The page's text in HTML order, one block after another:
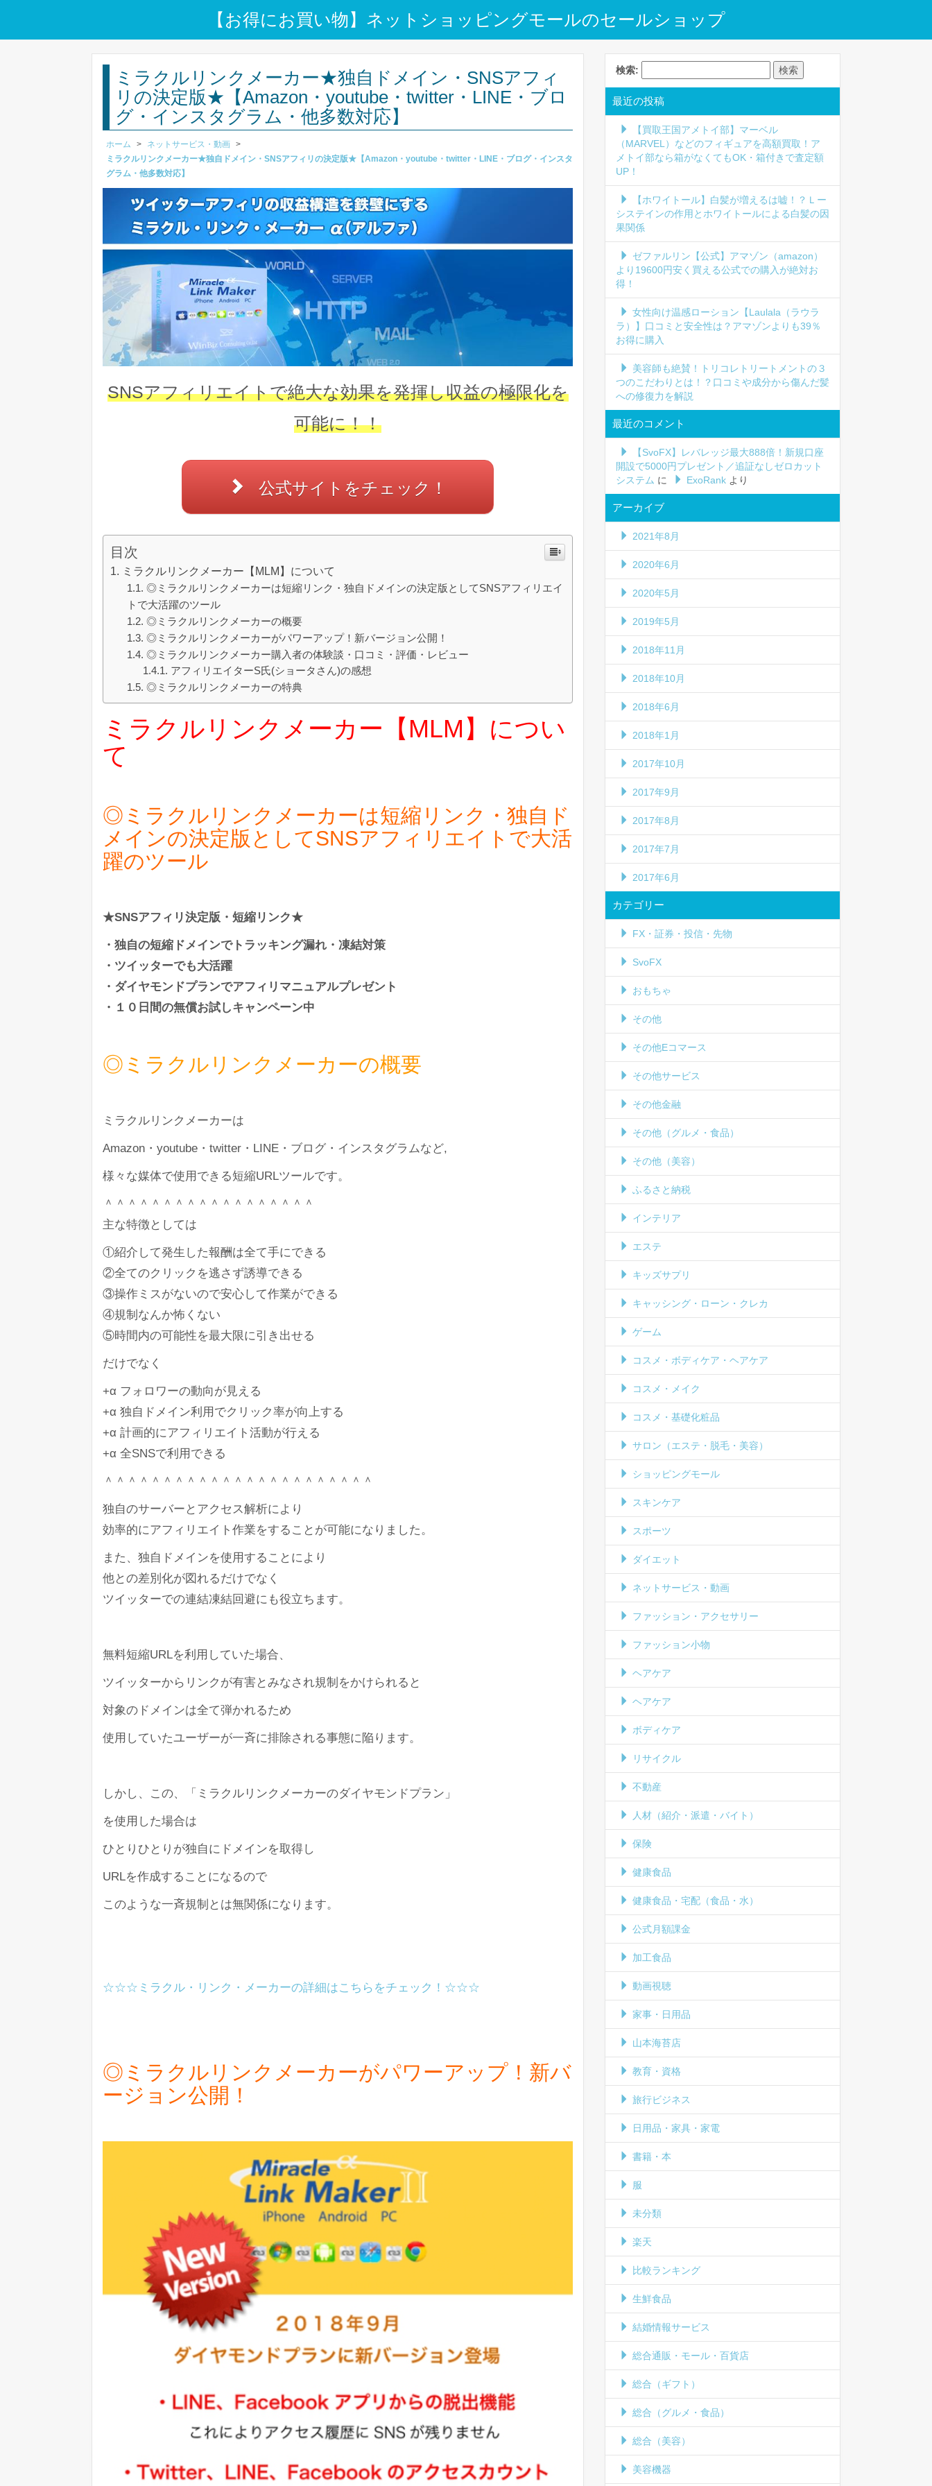
【お得にお買い物】ネットショッピングモールのセールショップ
ミラクルリンクメーカー★独自ドメイン・SNSアフィ
リの決定版★【Amazon・youtube・twitter・LINE・ブロ
グ・インスタグラム・他多数対応】
ホーム > ネットサービス・動画 >
ミラクルリンクメーカー★独自ドメイン・SNSアフィリの決定版★【Amazon・youtube・twitter・LINE・ブログ・インスタ
グラム・他多数対応】
SNSアフィリエイトで絶大な効果を発揮し収益の極限化を
可能に！！
公式サイトをチェック！
目次
ミラクルリンクメーカー【MLM】について
◎ミラクルリンクメーカーは短縮リンク・独自ドメインの決定版としてSNSアフィリエイ
トで大活躍のツール
◎ミラクルリンクメーカーの概要
◎ミラクルリンクメーカーがパワーアップ！新バージョン公開！
◎ミラクルリンクメーカー購入者の体験談・口コミ・評価・レビュー
アフィリエイターS氏(ショータさん)の感想
◎ミラクルリンクメーカーの特典
ミラクルリンクメーカー【MLM】につい
て
◎ミラクルリンクメーカーは短縮リンク・独自ド
メインの決定版としてSNSアフィリエイトで大活
躍のツール
★SNSアフィリ決定版・短縮リンク★
・独自の短縮ドメインでトラッキング漏れ・凍結対策
・ツイッターでも大活躍
・ダイヤモンドプランでアフィリマニュアルプレゼント
・１０日間の無償お試しキャンペーン中
◎ミラクルリンクメーカーの概要
ミラクルリンクメーカーは
Amazon・youtube・twitter・LINE・ブログ・インスタグラムなど,
様々な媒体で使用できる短縮URLツールです。
＾＾＾＾＾＾＾＾＾＾＾＾＾＾＾＾＾＾
主な特徴としては
①紹介して発生した報酬は全て手にできる
②全てのクリックを逃さず誘導できる
③操作ミスがないので安心して作業ができる
④規制なんか怖くない
⑤時間内の可能性を最大限に引き出せる
だけでなく
+α フォロワーの動向が見える
+α 独自ドメイン利用でクリック率が向上する
+α 計画的にアフィリエイト活動が行える
+α 全SNSで利用できる
＾＾＾＾＾＾＾＾＾＾＾＾＾＾＾＾＾＾＾＾＾＾＾
独自のサーバーとアクセス解析により
効率的にアフィリエイト作業をすることが可能になりました。
また、独自ドメインを使用することにより
他との差別化が図れるだけでなく
ツイッターでの連結凍結回避にも役立ちます。
無料短縮URLを利用していた場合、
ツイッターからリンクが有害とみなされ規制をかけられると
対象のドメインは全て弾かれるため
使用していたユーザーが一斉に排除される事態に陥ります。
しかし、この、「ミラクルリンクメーカーのダイヤモンドプラン」
を使用した場合は
ひとりひとりが独自にドメインを取得し
URLを作成することになるので
このような一斉規制とは無関係になります。
☆☆☆ミラクル・リンク・メーカーの詳細はこちらをチェック！☆☆☆
◎ミラクルリンクメーカーがパワーアップ！新バ
ージョン公開！
検索:
最近の投稿
【買取王国アメトイ部】マーベル
（MARVEL）などのフィギュアを高額買取！ア
メトイ部なら箱がなくてもOK・箱付きで査定額
UP！
【ホワイトール】白髪が増えるは嘘！？Ｌー
システインの作用とホワイトールによる白髪の因
果関係
ゼファルリン【公式】アマゾン（amazon）
より19600円安く買える公式での購入が絶対お
得！
女性向け温感ローション【Laulala（ラウラ
ラ）】口コミと安全性は？アマゾンよりも39％
お得に購入
美容師も絶賛！トリコレトリートメントの３
つのこだわりとは！？口コミや成分から傷んだ髪
への修復力を解説
最近のコメント
【SvoFX】レバレッジ最大888倍！新規口座
開設で5000円プレゼント／追証なしゼロカット
システム に ExoRank より
アーカイブ
2021年8月
2020年6月
2020年5月
2019年5月
2018年11月
2018年10月
2018年6月
2018年1月
2017年10月
2017年9月
2017年8月
2017年7月
2017年6月
カテゴリー
FX・証券・投信・先物
SvoFX
おもちゃ
その他
その他Eコマース
その他サービス
その他金融
その他（グルメ・食品）
その他（美容）
ふるさと納税
インテリア
エステ
キッズサプリ
キャッシング・ローン・クレカ
ゲーム
コスメ・ボディケア・ヘアケア
コスメ・メイク
コスメ・基礎化粧品
サロン（エステ・脱毛・美容）
ショッピングモール
スキンケア
スポーツ
ダイエット
ネットサービス・動画
ファッション・アクセサリー
ファッション小物
ヘアケア
ヘアケア
ボディケア
リサイクル
不動産
人材（紹介・派遣・バイト）
保険
健康食品
健康食品・宅配（食品・水）
公式月額課金
加工食品
動画視聴
家事・日用品
山本海苔店
教育・資格
旅行ビジネス
日用品・家具・家電
書籍・本
服
未分類
楽天
比較ランキング
生鮮食品
結婚情報サービス
総合通販・モール・百貨店
総合（ギフト）
総合（グルメ・食品）
総合（美容）
美容機器